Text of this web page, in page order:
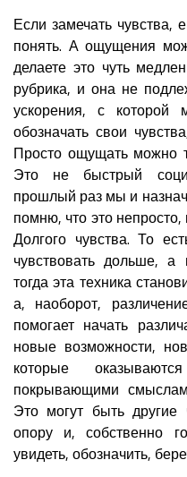
Если замечать чувства,
понять. А ощущения
делаете это чуть
рубрика, и она не
ускорения, с
обозначать свои
Просто ощущать можно
Это не быстрый
прошлый раз мы и
помню, что это непросто,
Долгого чувства. То
чувствовать дольше, а
тогда эта техника
а, наоборот,
помогает начать
новые возможности,
которые
покрывающими
Это могут быть
опору и, собственно
увидеть, обозначить,